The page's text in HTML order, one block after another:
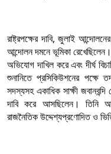
রাষ্ট্রপক্ষের দাবি, জুলাই
আন্দোলন দমনে ভূমিকা
অভিযোগ দাখিল করে এবং দীর্ঘ
শুনানিতে প্রসিকিউশনের পক্ষে
সদস্যসহ একাধিক সাক্ষী
দাবি করে আসছিলেন। তিনি
রাজনৈতিক উদ্দেশ্যপ্রণোদিত ও